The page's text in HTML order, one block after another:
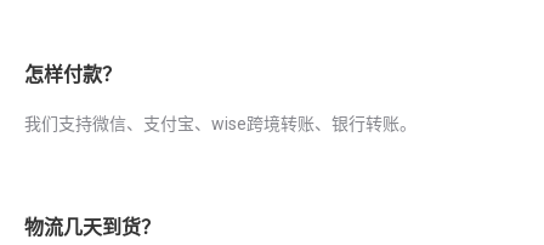
怎样付款？
我们支持微信、支付宝、wise跨境转账、银行转账。
物流几天到货？